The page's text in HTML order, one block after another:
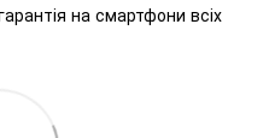
на смартфони всіх